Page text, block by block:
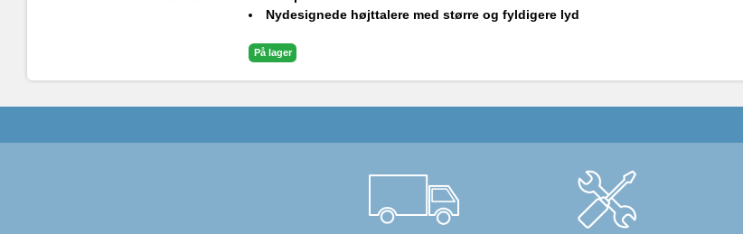
Nydesignede højttalere med større og fyldigere lyd
18 indbyggede lyde
På lager